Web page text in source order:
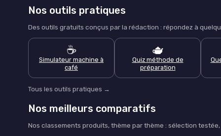
Nos outils pratiques
Des outils gratuits conçus par la rédaction : répondez à
☕
Simulateur machine à
café
🫖
Quiz méthode de
préparation
Tous les outils pratiques →
Nos meilleurs comparatifs
Nos classements produits, thème par thème : sélection